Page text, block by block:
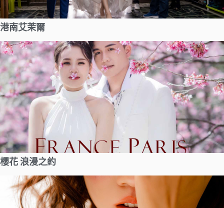
港南艾茉爾
櫻花 浪漫之約